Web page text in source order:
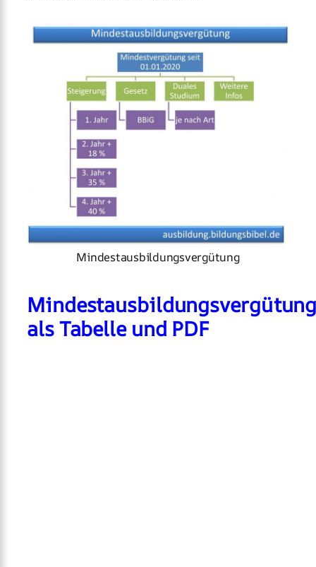
Mindestausbildungsvergütung
als Tabelle und PDF